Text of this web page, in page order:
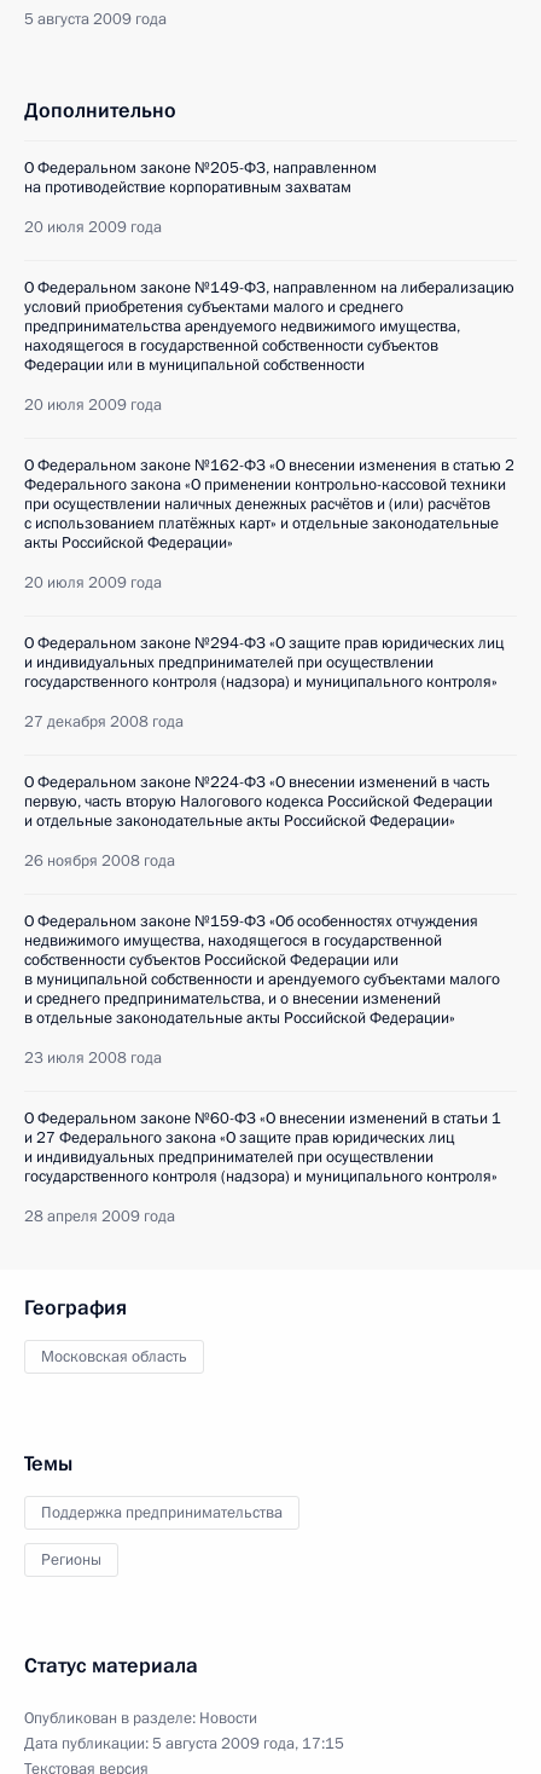
5 августа 2009 года
Дополнительно
О Федеральном законе №205-ФЗ, направленном
на противодействие корпоративным захватам
20 июля 2009 года
О Федеральном законе №149-ФЗ, направленном на либерализацию
условий приобретения субъектами малого и среднего
предпринимательства арендуемого недвижимого имущества,
находящегося в государственной собственности субъектов
Федерации или в муниципальной собственности
20 июля 2009 года
О Федеральном законе №162-ФЗ «О внесении изменения в статью 2
Федерального закона «О применении контрольно-кассовой техники
при осуществлении наличных денежных расчётов и (или) расчётов
с использованием платёжных карт» и отдельные законодательные
акты Российской Федерации»
20 июля 2009 года
О Федеральном законе №294-ФЗ «О защите прав юридических лиц
и индивидуальных предпринимателей при осуществлении
государственного контроля (надзора) и муниципального контроля»
27 декабря 2008 года
О Федеральном законе №224-ФЗ «О внесении изменений в часть
первую, часть вторую Налогового кодекса Российской Федерации
и отдельные законодательные акты Российской Федерации»
26 ноября 2008 года
О Федеральном законе №159-ФЗ «Об особенностях отчуждения
недвижимого имущества, находящегося в государственной
собственности субъектов Российской Федерации или
в муниципальной собственности и арендуемого субъектами малого
и среднего предпринимательства, и о внесении изменений
в отдельные законодательные акты Российской Федерации»
23 июля 2008 года
О Федеральном законе №60-ФЗ «О внесении изменений в статьи 1
и 27 Федерального закона «О защите прав юридических лиц
и индивидуальных предпринимателей при осуществлении
государственного контроля (надзора) и муниципального контроля»
28 апреля 2009 года
География
Московская область
Темы
Поддержка предпринимательства
Регионы
Статус материала
Опубликован в разделе: Новости
Дата публикации:5 августа 2009 года, 17:15
Текстовая версия